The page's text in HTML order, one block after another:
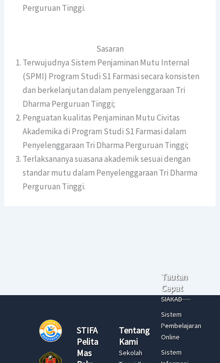
Perguruan Tinggi.
Sasaran
Terwujudnya Sistem Penjaminan Mutu Internal
(SPMI) Program Studi S1 Farmasi secara konsisten
dan berkelanjutan dalam penyelenggaraan Tri
Dharma Perguruan Tinggi;
Penguatan kualitas Penjaminan Mutu Civitas
Akademika di Program Studi S1 Farmasi dalam
Penyelenggaraan Tri Dharma Perguruan Tinggi;
Terlaksananya suasana akademik sesuai dengan
standar mutu dalam Penyelenggaraan Tri Dharma
Perguruan Tinggi.
STIFA
Pelita
Mas
Tentang
Kami
Sekolah
Tautan
Cepat
SIAKAD
Sistem
Pembelajaran
Online
Sistem